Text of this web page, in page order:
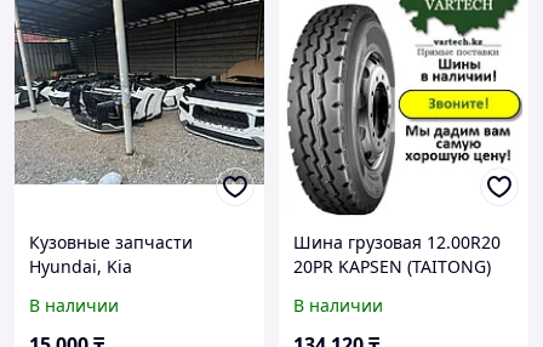
Кузовные запчасти
Hyundai, Kia
В наличии
Шина грузовая 12.00R20
20PR KAPSEN (TAITONG)
Алматы
В наличии